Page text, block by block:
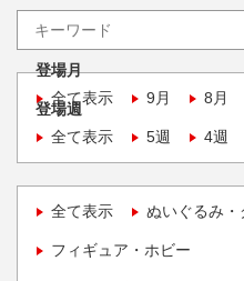
登場月
全て表示
9月 8月
登場週
全て表示
5週 4週
全て表示 ぬいぐるみ・
フィギュア・ホビー